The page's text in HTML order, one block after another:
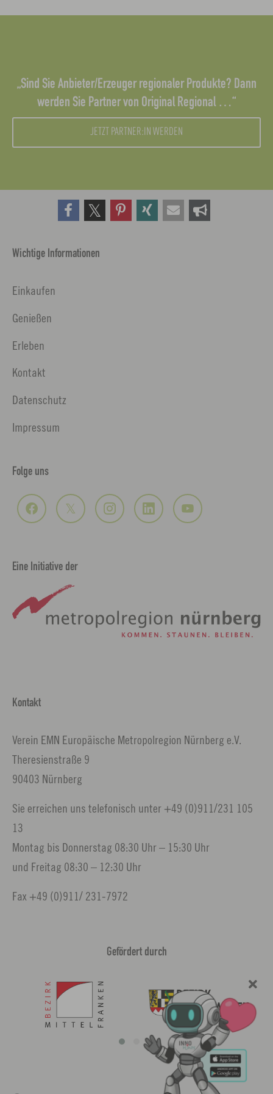
„Sind Sie Anbieter/Erzeuger regionaler Produkte? Dann
werden Sie Partner von Original Regional …“
JETZT PARTNER:IN WERDEN
Wichtige Informationen
Einkaufen
Genießen
Erleben
Kontakt
Datenschutz
Impressum
Folge uns
Eine Initiative der
Kontakt
Verein EMN Europäische Metropolregion Nürnberg e.V.
Theresienstraße 9
90403 Nürnberg
Sie erreichen uns telefonisch unter +49 (0)911/231 105
13
Montag bis Donnerstag 08:30 Uhr – 15:30 Uhr
und Freitag 08:30 – 12:30 Uhr
Fax +49 (0)911/ 231-7972
Gefördert durch